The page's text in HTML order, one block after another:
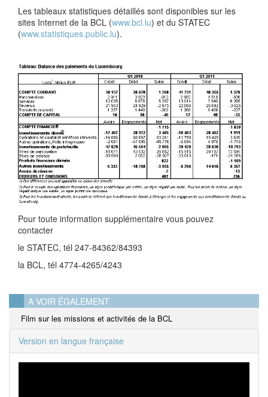
Les tableaux statistiques détaillés sont disponibles sur les
sites Internet de la BCL (www.bcl.lu) et du STATEC
(www.statistiques.public.lu).
Pour toute information supplémentaire vous pouvez
contacter
le STATEC, tél 247-84362/84393
la BCL, tél 4774-4265/4243
A VOIR ÉGALEMENT
Film sur les missions et activités de la BCL
Version en langue française